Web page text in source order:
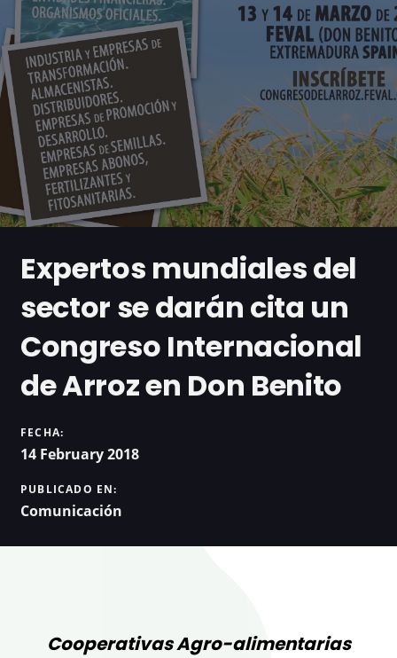
Expertos mundiales del
sector se darán cita un
Congreso Internacional
de Arroz en Don Benito
FECHA:
14 February 2018
PUBLICADO EN:
Comunicación
Cooperativas Agro-alimentarias